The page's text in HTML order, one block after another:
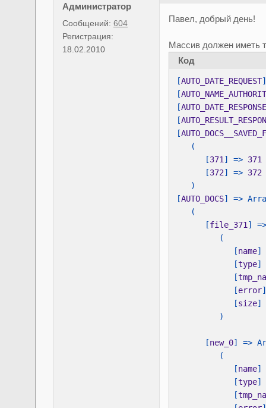
Администратор
Сообщений: 604
Регистрация:
18.02.2010
Павел, добрый день!
Массив должен иметь
Код
[AUTO_DATE_REQUEST
[
[
[
[
[371] =>
[372] =>
[AUTO_DOCS
[file_371
[name
[type
[
[error
[size]
[new_0
[name]
[type]
[